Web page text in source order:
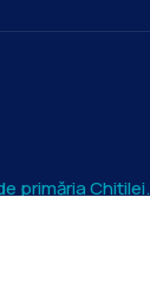
primăria Chitilei.